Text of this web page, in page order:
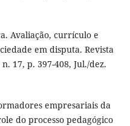
Avaliação, currículo e
em disputa. Revista
17, p. 397-408, Jul./dez.
empresariais da
do processo pedagógico